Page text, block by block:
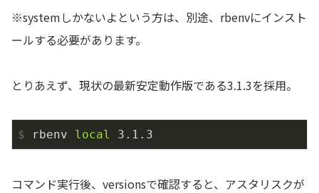
※systemしかないよという方は、別途、rbenvにインスト
ールする必要があります。
とりあえず、現状の最新安定動作版である3.1.3を採用。
$ rbenv local 3.1.3
コマンド実行後、versionsで確認すると、アスタリスクが